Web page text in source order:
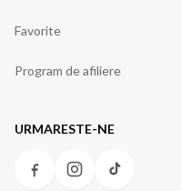
Favorite
Program de afiliere
URMARESTE-NE